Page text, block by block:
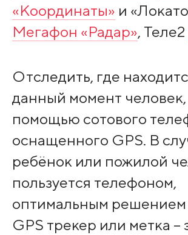
«Координаты» и
Мегафон «Радар», Теле2
Отследить, где
данный момент
помощью сотового
оснащенного GPS. В
ребёнок или пожилой
пользуется телефоном,
оптимальным решением
GPS трекер или метка –